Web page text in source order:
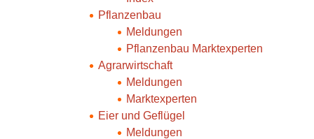
Pflanzenbau
Meldungen
Pflanzenbau Marktexperten
Agrarwirtschaft
Meldungen
Marktexperten
Eier und Geflügel
Meldungen